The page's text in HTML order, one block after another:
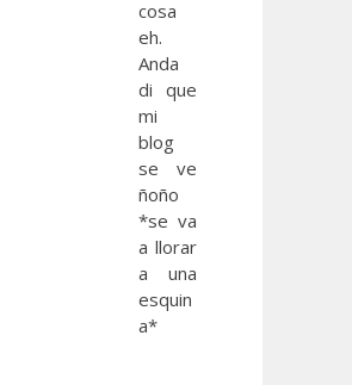
cosa
eh.
Anda
di que
mi
blog
se ve
ñoño
*se va
a llorar
a una
esquin
a*